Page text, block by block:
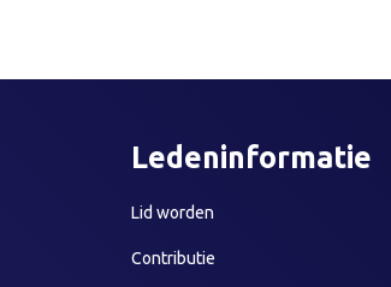
Ledeninformatie
Lid worden
Contributie